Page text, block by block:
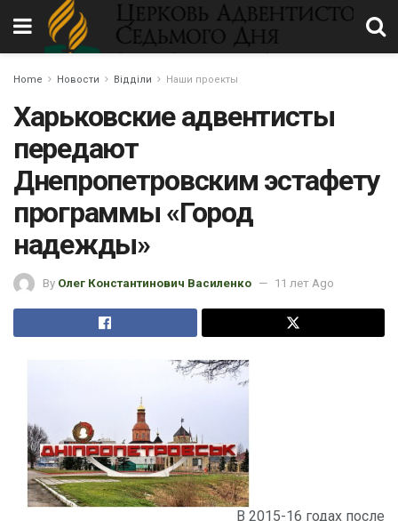
Home Новости Відділи Наши проекты
Харьковские адвентисты
передают
Днепропетровским эстафету
программы «Город
надежды»
By Олег Константинович Василенко 11 лет Ago
В 2015-16 годах после